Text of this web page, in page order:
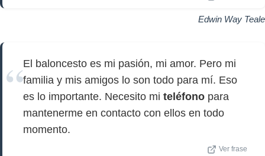
Edwin Way Teale
El baloncesto es mi pasión, mi amor. Pero mi
familia y mis amigos lo son todo para mí. Eso
es lo importante. Necesito mi teléfono para
mantenerme en contacto con ellos en todo
momento.
Ver frase